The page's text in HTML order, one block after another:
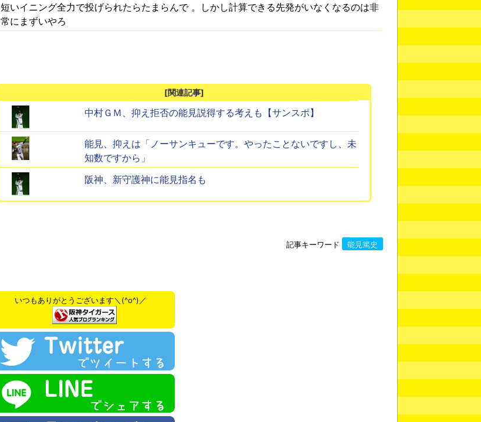
短いイニング全力で投げられたらたまらんで 。しかし計算できる先発がいなくなるのは非
常にまずいやろ
[関連記事]
中村ＧＭ、抑え拒否の能見説得する考えも【サンスポ】
能見、抑えは「ノーサンキューです。やったことないですし、未
知数ですから」
阪神、新守護神に能見指名も
記事キーワード 能見篤史
いつもありがとうございます＼(^o^)／